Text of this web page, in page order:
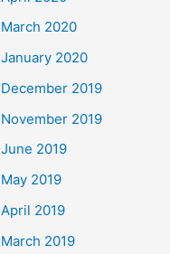
March 2020
January 2020
December 2019
November 2019
June 2019
May 2019
April 2019
March 2019